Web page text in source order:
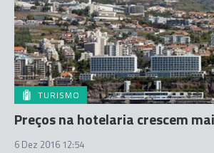
TURISMO
Preços na hotelaria crescem
6 Dez 2016 12:54